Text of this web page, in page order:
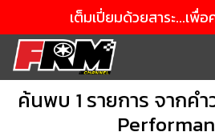
เต็มเปี่ยมด้วยสาระ...เพื่
ค้นพบ 1 รายการ จากคำ